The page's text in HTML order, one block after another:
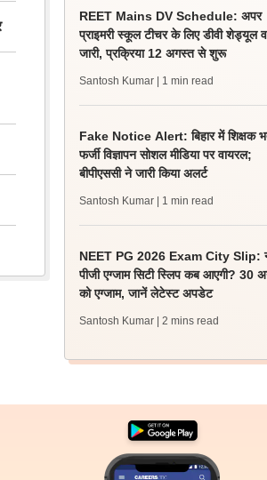
REET Mains DV Schedule: अपर
प्राइमरी स्कूल टीचर के लिए डीवी शेड्यूल व
जारी, प्रक्रिया 12 अगस्त से शुरू
Santosh Kumar | 1 min read
Fake Notice Alert: बिहार में शिक्षक
फर्जी विज्ञापन सोशल मीडिया पर वायरल;
बीपीएससी ने जारी किया अलर्ट
Santosh Kumar | 1 min read
NEET PG 2026 Exam City Slip:
पीजी एग्जाम सिटी स्लिप कब आएगी? 30
को एग्जाम, जानें लेटेस्ट अपडेट
Santosh Kumar | 2 mins read